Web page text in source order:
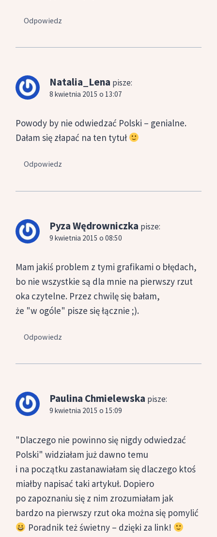
Odpowiedz
Natalia_Lena pisze:
8 kwietnia 2015 o 13:07
Powody by nie odwiedzać Polski – genialne.
Dałam się złapać na ten tytuł
Odpowiedz
Pyza Wędrowniczka pisze:
9 kwietnia 2015 o 08:50
Mam jakiś problem z tymi grafikami o błędach,
bo nie wszystkie są dla mnie na pierwszy rzut
oka czytelne. Przez chwilę się bałam,
że "w ogóle" pisze się łącznie ;).
Odpowiedz
Paulina Chmielewska pisze:
9 kwietnia 2015 o 15:09
"Dlaczego nie powinno się nigdy odwiedzać
Polski" widziałam już dawno temu
i na początku zastanawiałam się dlaczego ktoś
miałby napisać taki artykuł. Dopiero
po zapoznaniu się z nim zrozumiałam jak
bardzo na pierwszy rzut oka można się pomylić
Poradnik też świetny – dzięki za link!